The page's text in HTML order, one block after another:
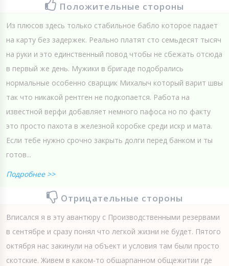
Положительные стороны
Из плюсов здесь только стабильное бабло которое падает
на карту без задержек. Реально платят сто семьдесят тысяч
на руки и это единственный повод чтобы не сбежать отсюда
в первый же день. Мужики в бригаде подобрались
нормальные особенно сварщик Михалыч который варит швы
так что никакой рентген не подкопается. Работа на
известной верфи добавляет немного пафоса но по факту
это просто пахота в железной коробке среди искр и мата.
Если тебе нужно срочно закрыть долги перед банком и ты
готов...
Подробнее >>
Отрицательные стороны
Вписался я в эту авантюру с Производственными резервами
в сентябре и сразу понял что легкой жизни не будет. Пятого
октября нас закинули на объект и условия там были просто
скотские. Живем в каком-то обшарпанном общежитии где